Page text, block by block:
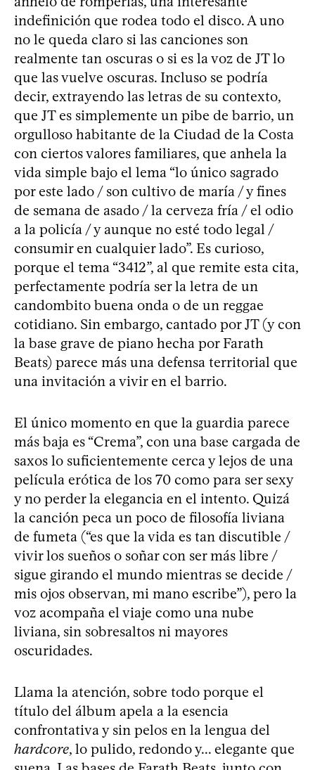
indefinición que rodea todo el disco. A uno
no le queda claro si las canciones son
realmente tan oscuras o si es la voz de JT lo
que las vuelve oscuras. Incluso se podría
decir, extrayendo las letras de su contexto,
que JT es simplemente un pibe de barrio, un
orgulloso habitante de la Ciudad de la Costa
con ciertos valores familiares, que anhela la
vida simple bajo el lema “lo único sagrado
por este lado / son cultivo de maría / y fines
de semana de asado / la cerveza fría / el odio
a la policía / y aunque no esté todo legal /
consumir en cualquier lado”. Es curioso,
porque el tema “3412”, al que remite esta cita,
perfectamente podría ser la letra de un
candombito buena onda o de un reggae
cotidiano. Sin embargo, cantado por JT (y con
la base grave de piano hecha por Farath
Beats) parece más una defensa territorial que
una invitación a vivir en el barrio.
El único momento en que la guardia parece
más baja es “Crema”, con una base cargada de
saxos lo suficientemente cerca y lejos de una
película erótica de los 70 como para ser sexy
y no perder la elegancia en el intento. Quizá
la canción peca un poco de filosofía liviana
de fumeta (“es que la vida es tan discutible /
vivir los sueños o soñar con ser más libre /
sigue girando el mundo mientras se decide /
mis ojos observan, mi mano escribe”), pero la
voz acompaña el viaje como una nube
liviana, sin sobresaltos ni mayores
oscuridades.
Llama la atención, sobre todo porque el
título del álbum apela a la esencia
confrontativa y sin pelos en la lengua del
hardcore, lo pulido, redondo y... elegante que